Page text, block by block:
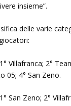
insieme”.
delle varie
Villafranca; 2°
05; 4° San Zeno.
San Zeno; 2°